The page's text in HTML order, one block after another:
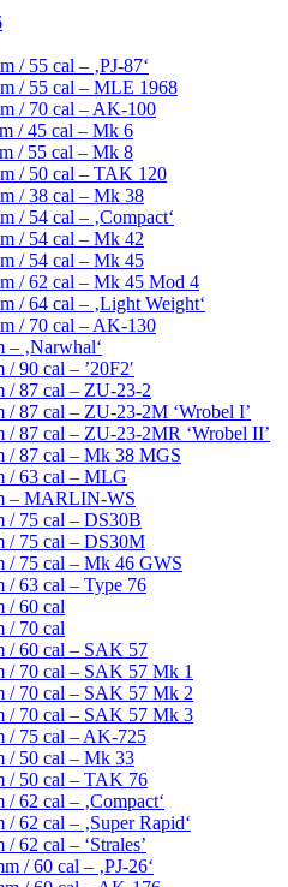
/ 55 cal – ‚PJ-87‘
/ 55 cal – MLE 1968
/ 70 cal – AK-100
/ 45 cal – Mk 6
/ 55 cal – Mk 8
/ 50 cal – TAK 120
/ 38 cal – Mk 38
/ 54 cal – ‚Compact‘
/ 54 cal – Mk 42
/ 54 cal – Mk 45
/ 62 cal – Mk 45 Mod 4
/ 64 cal – ‚Light Weight‘
/ 70 cal – AK-130
– ‚Narwhal‘
/ 90 cal – ’20F2′
/ 87 cal – ZU-23-2
/ 87 cal – ZU-23-2M ‘Wrobel I’
/ 87 cal – ZU-23-2MR ‘Wrobel II’
/ 87 cal – Mk 38 MGS
/ 63 cal – MLG
– MARLIN-WS
/ 75 cal – DS30B
/ 75 cal – DS30M
/ 75 cal – Mk 46 GWS
/ 63 cal – Type 76
/ 60 cal
/ 70 cal
/ 60 cal – SAK 57
/ 70 cal – SAK 57 Mk 1
/ 70 cal – SAK 57 Mk 2
/ 70 cal – SAK 57 Mk 3
/ 75 cal – AK-725
/ 50 cal – Mk 33
/ 50 cal – TAK 76
/ 62 cal – ‚Compact‘
/ 62 cal – ‚Super Rapid‘
/ 62 cal – ‘Strales’
/ 60 cal – ‚PJ-26‘